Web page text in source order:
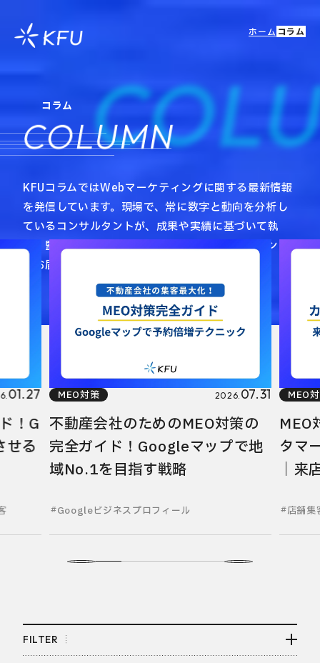
ホーム コラム
コラム
COLUMN
KFUコラムではWebマーケティングに関する最新情報
を発信しています。現場で、常に数字と動向を分析し
ているコンサルタントが、成果や実績に基づいて執
筆・監修を行い、お客様にとって有意義なコンテンツ
をお届けします。
01.27
！G
せる
MEO対策 2026. 07.31
不動産会社のためのMEO対策の
完全ガイド！Googleマップで地
域No.1を目指す戦略
Googleビジネスプロフィール
MEO
MEO
タマ
｜
店舗集
FILTER